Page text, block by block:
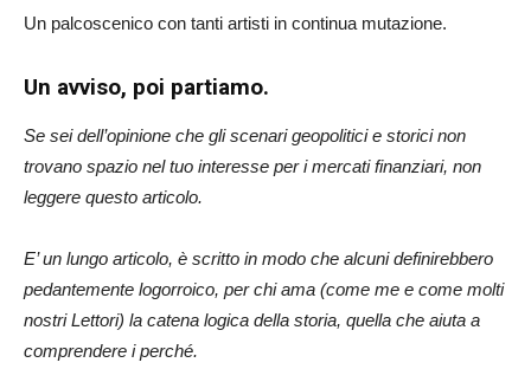
Un palcoscenico con tanti artisti in continua mutazione.
Un avviso, poi partiamo.
Se sei dell’opinione che gli scenari geopolitici e storici non
trovano spazio nel tuo interesse per i mercati finanziari, non
leggere questo articolo.
E’ un lungo articolo, è scritto in modo che alcuni definirebbero
pedantemente logorroico, per chi ama (come me e come molti
nostri Lettori) la catena logica della storia, quella che aiuta a
comprendere i perché.